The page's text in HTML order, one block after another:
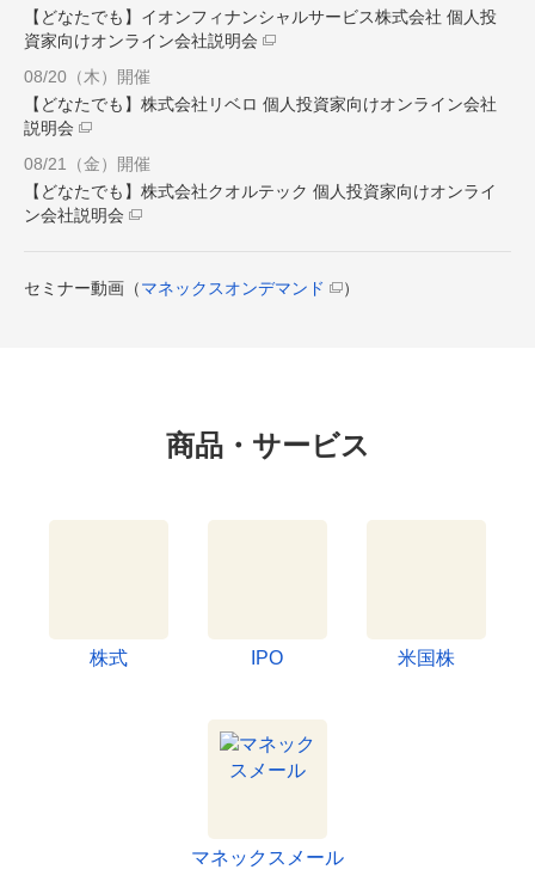
【どなたでも】イオンフィナンシャルサービス株式会社 個人投
資家向けオンライン会社説明会
08/20（木）開催
【どなたでも】株式会社リベロ 個人投資家向けオンライン会社
説明会
08/21（金）開催
【どなたでも】株式会社クオルテック 個人投資家向けオンライ
ン会社説明会
セミナー動画（マネックスオンデマンド ）
商品・サービス
株式 IPO 米国株
マネックスメール